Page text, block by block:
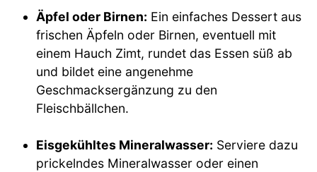
Äpfel oder Birnen: Ein einfaches Dessert aus
frischen Äpfeln oder Birnen, eventuell mit
einem Hauch Zimt, rundet das Essen süß ab
und bildet eine angenehme
Geschmacksergänzung zu den
Fleischbällchen.
Eisgekühltes Mineralwasser: Serviere dazu
prickelndes Mineralwasser oder einen